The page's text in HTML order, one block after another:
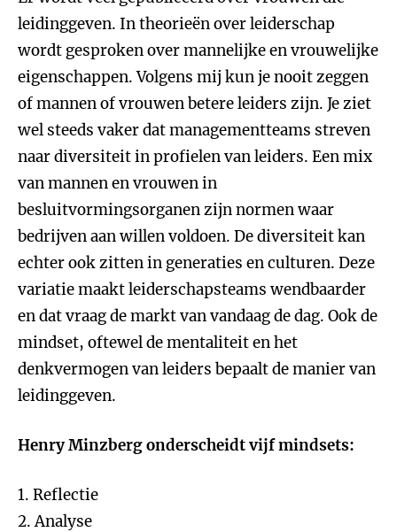
leidinggeven. In theorieën over leiderschap
wordt gesproken over mannelijke en vrouwelijke
eigenschappen. Volgens mij kun je nooit zeggen
of mannen of vrouwen betere leiders zijn. Je ziet
wel steeds vaker dat managementteams streven
naar diversiteit in profielen van leiders. Een mix
van mannen en vrouwen in
besluitvormingsorganen zijn normen waar
bedrijven aan willen voldoen. De diversiteit kan
echter ook zitten in generaties en culturen. Deze
variatie maakt leiderschapsteams wendbaarder
en dat vraag de markt van vandaag de dag. Ook de
mindset, oftewel de mentaliteit en het
denkvermogen van leiders bepaalt de manier van
leidinggeven.
Henry Minzberg onderscheidt vijf mindsets:
1. Reflectie
2. Analyse